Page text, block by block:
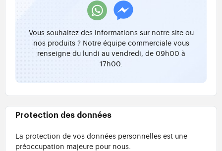
Vous souhaitez des informations sur notre site ou
nos produits ? Notre équipe commerciale vous
renseigne du lundi au vendredi, de 09h00 à
17h00.
Protection des données
La protection de vos données personnelles est une
préoccupation majeure pour nous.